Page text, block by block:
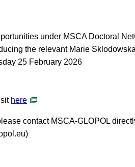
under MSCA Doctoral
the relevant Marie
25 February 2026
here
contact MSCA-GLOPOL
)